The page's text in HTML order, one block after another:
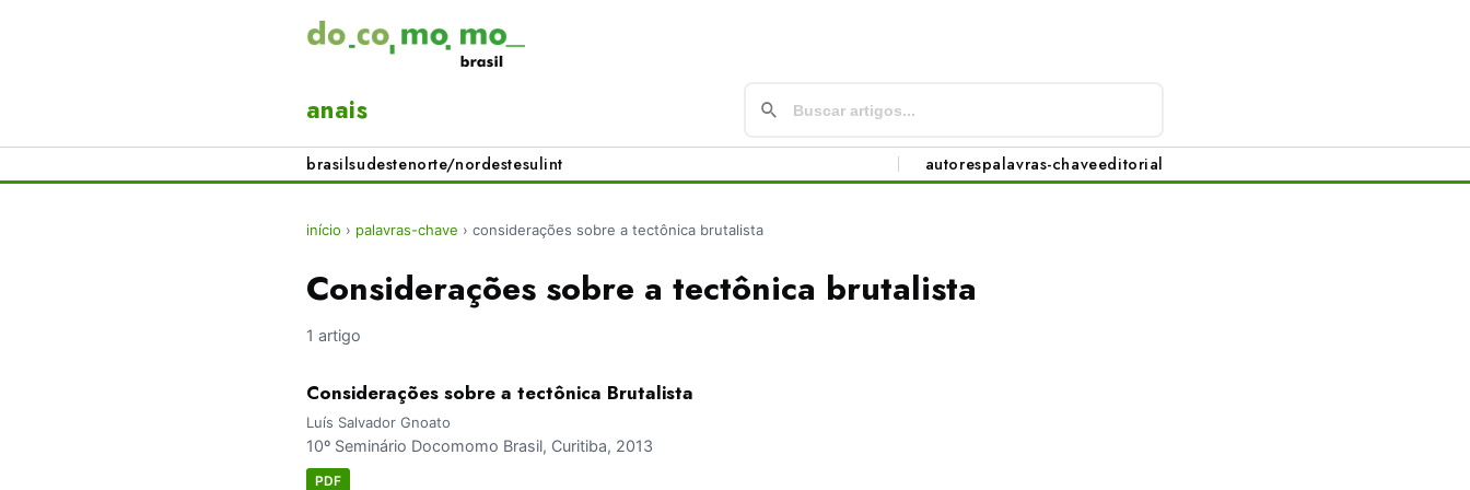
anais
brasilsudestenorte/nordestesulint autorespalavras-chaveeditorial
início › palavras-chave › considerações sobre a tectônica brutalista
Considerações sobre a tectônica brutalista
1 artigo
Considerações sobre a tectônica Brutalista
Luís Salvador Gnoato
10º Seminário Docomomo Brasil, Curitiba, 2013
PDF